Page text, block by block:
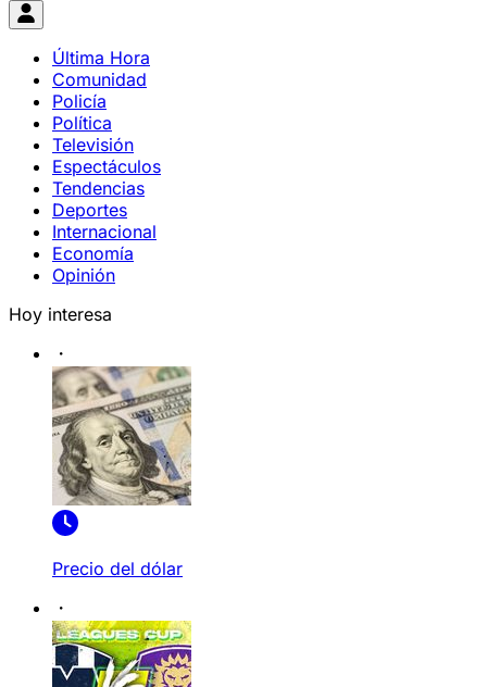
Última Hora
Comunidad
Policía
Política
Televisión
Espectáculos
Tendencias
Deportes
Internacional
Economía
Opinión
Hoy interesa
Precio del dólar